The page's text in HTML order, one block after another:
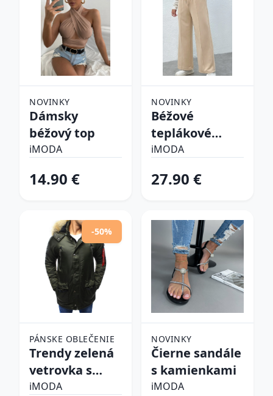
NOVINKY
Dámsky
béžový top
iMODA
14.90 €
NOVINKY
Béžové
teplákové
nohavice
iMODA
27.90 €
-50%
PÁNSKE OBLEČENIE
Trendy zelená
vetrovka s
kapucňou
iMODA
NOVINKY
Čierne sandále
s kamienkami
iMODA